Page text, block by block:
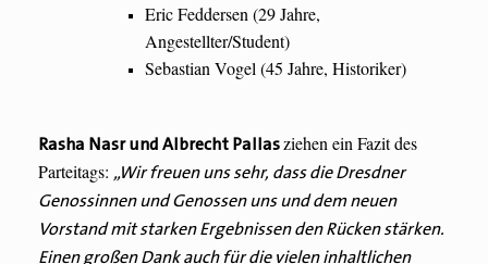
Eric Feddersen (29 Jahre,
Angestellter/Student)
Sebastian Vogel (45 Jahre, Historiker)
Rasha Nasr und Albrecht Pallasziehen ein Fazit des
Parteitags: „Wir freuen uns sehr, dass die Dresdner
Genossinnen und Genossen uns und dem neuen
Vorstandmit starken Ergebnissenden Rücken stärken.
Einen großen Dank auch für die vielen inhaltlichen